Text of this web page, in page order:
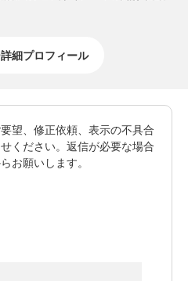
細プロフィール
望、修正依頼、表示の不具合
ください。返信が必要な場合
お願いします。